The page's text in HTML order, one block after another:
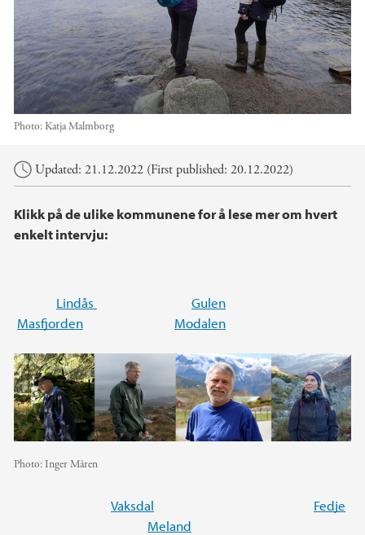
Photo: Katja Malmborg
Main content
Updated: 21.12.2022 (First published: 20.12.2022)
Klikk på de ulike kommunene for å lese mer om hvert
enkelt intervju:
Lindås
Gulen
Masfjorden
Modalen
Photo: Inger Måren
Vaksdal
Fedje
Meland